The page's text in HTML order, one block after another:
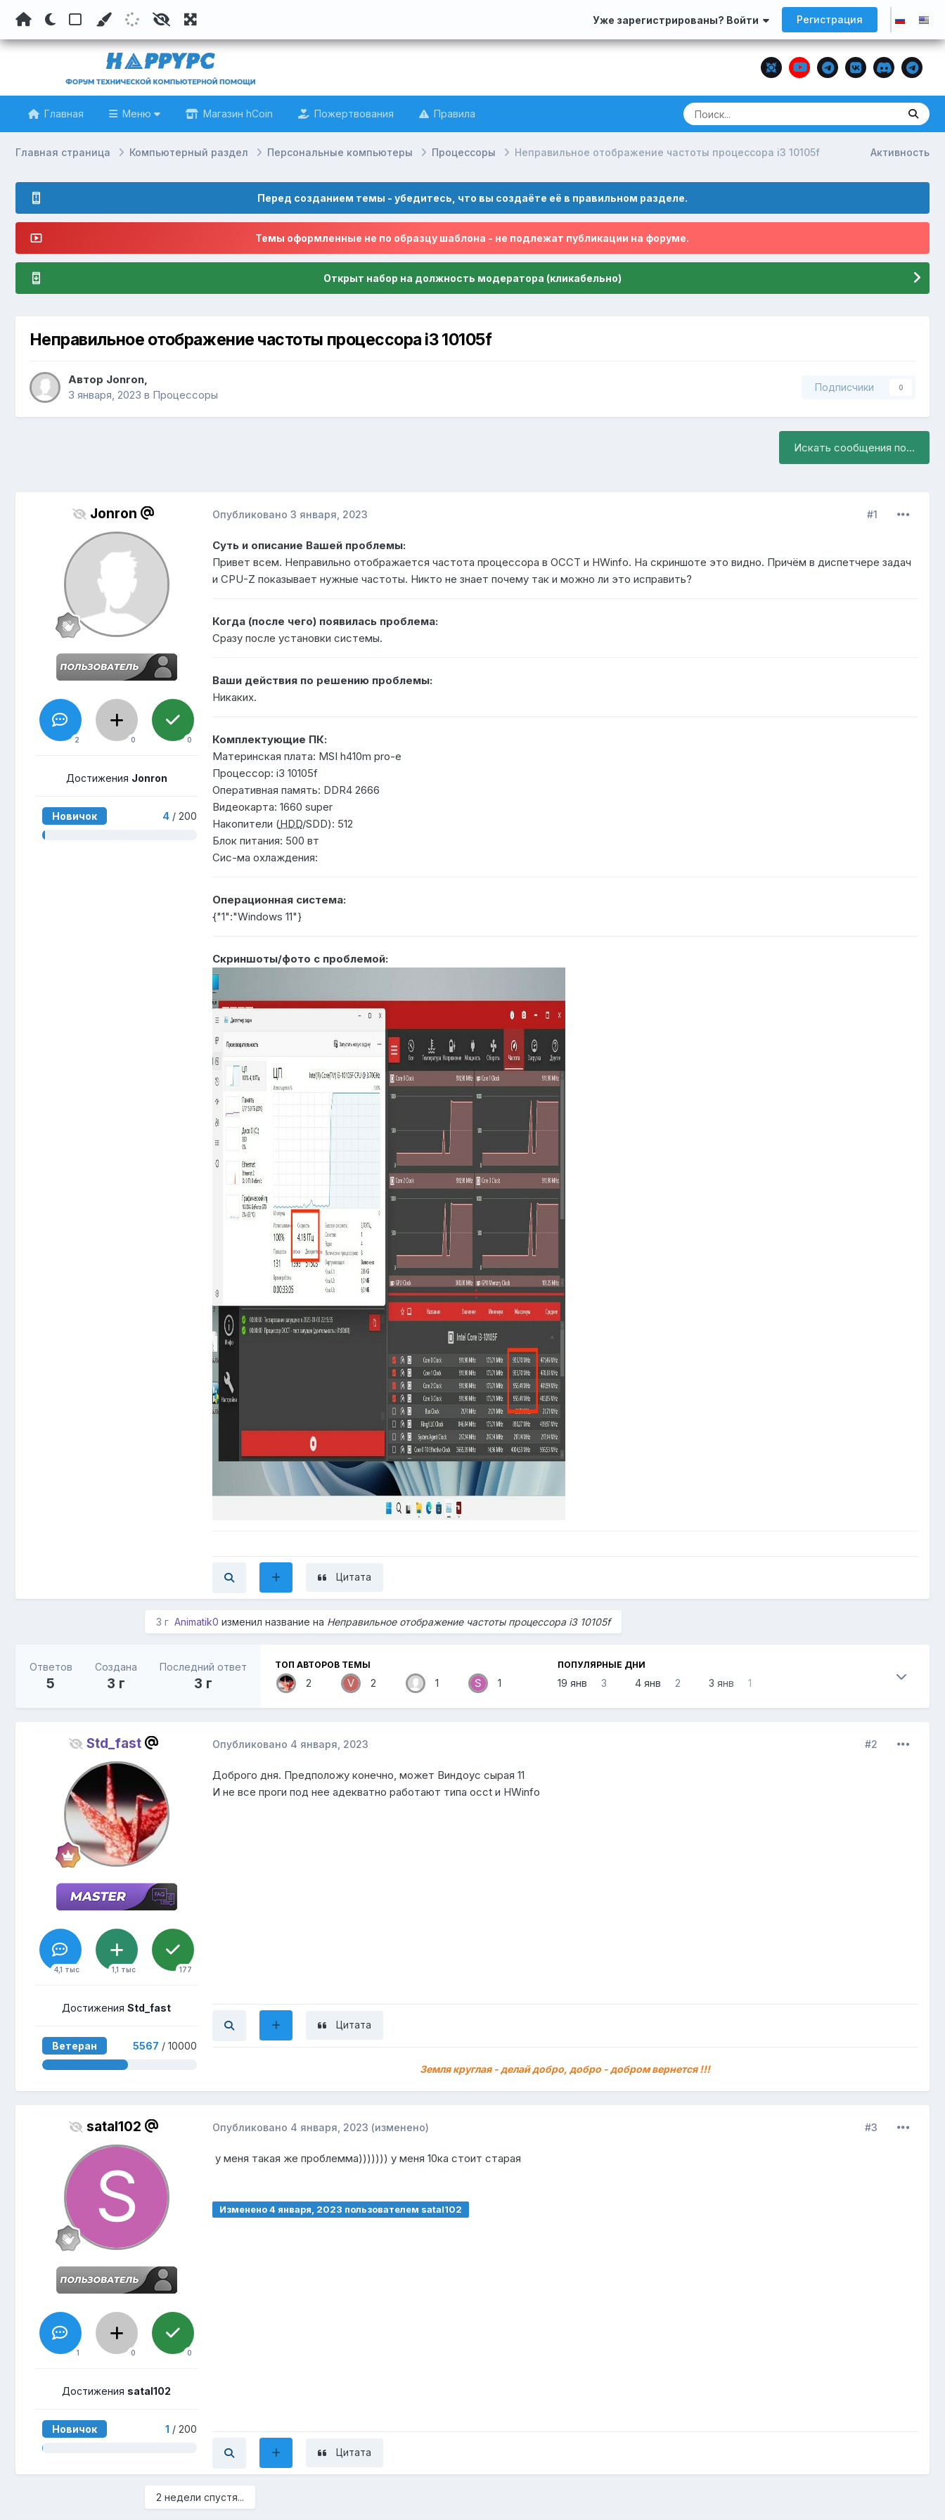
Уже зарегистрированы? Войти Регистрация
Главная Меню Магазин hCoin Пожертвования Правила
Активность
Главная страница Компьютерный раздел Персональные компьютеры Процессоры Неправильное отображение частоты процессора i3 10105f
Перед созданием темы - убедитесь, что вы создаёте её в правильном разделе.
Темы оформленные не по образцу шаблона - не подлежат публикации на форуме.
Открыт набор на должность модератора (кликабельно)
Неправильное отображение частоты процессора i3 10105f
Автор Jonron,
3 января, 2023 в Процессоры
Подписчики 0
Искать сообщения по...
Jonron
2 0 0
Достижения Jonron
Новичок 4/ 200
#1
Опубликовано 3 января, 2023
Суть и описание Вашей проблемы:
Привет всем. Неправильно отображается частота процессора в OCCT и HWinfo. На скриншоте это видно. Причём в диспетчере задач
и CPU-Z показывает нужные частоты. Никто не знает почему так и можно ли это исправить?
Когда (после чего) появилась проблема:
Сразу после установки системы.
Ваши действия по решению проблемы:
Никаких.
Комплектующие ПК:
Материнская плата: MSI h410m pro-e
Процессор: i3 10105f
Оперативная память: DDR4 2666
Видеокарта: 1660 super
Накопители (HDD/SDD): 512
Блок питания: 500 вт
Сис-ма охлаждения:
Операционная система:
{"1":"Windows 11"}
Скриншоты/фото с проблемой:
Цитата
3 г Animatik0 изменил название на Неправильное отображение частоты процессора i3 10105f
Ответов
5
Создана
3 г
Последний ответ
3 г
ТОП АВТОРОВ ТЕМЫ
2 2 1 1
ПОПУЛЯРНЫЕ ДНИ
19 янв 3 4 янв 2 3 янв 1
Std_fast
4,1 тыс 1,1 тыс 177
ДостиженияStd_fast
Ветеран 5567 / 10000
#2
Опубликовано 4 января, 2023
Доброго дня. Предположу конечно, может Виндоус сырая 11
И не все проги под нее адекватно работают типа occt и HWinfo
Цитата
Земля круглая - делай добро, добро - добром вернется !!!
satal102
1 0 0
Достижения satal102
Новичок 1 / 200
#3
Опубликовано 4 января, 2023 (изменено)
у меня такая же проблемма))))))) у меня 10ка стоит старая
Изменено4 января, 2023 пользователем satal102
Цитата
2 недели спустя...